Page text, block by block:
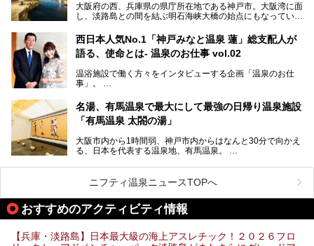
の観光スポットをピックアップ。温泉やご当地グルメなどを
盛り込んだ日帰り観光モデルコースも紹介しているので、ぜ
大阪府の西、兵庫県の県庁所在地である神戸市。大阪湾に面
し、淡路島との間を結ぶ明石海峡大橋の始点にもなっていま
華街をはじめ、きらびやかに発展したハーバーランドなど、
人気観光スポットもめじろ押しです。
そして、温泉好きの視点から見ると、神戸市といえば何とい
湯です。そのお湯をリーズナブルに体験できる健康ランドや
スーパー銭湯があったら……。今回はそんな希望に沿う施設
きます！
西日本人気No.1「神戸みなと温泉 蓮」総支配人が
語る、使命とは- 温泉のお仕事 vol.02
温浴施設で働く方々をインタビューする企画「温泉のお仕
事」。
ング西日本1位、2年連続「ベストオブ宿泊賞」に輝いた
「神戸みなと温泉 蓮」の魅力に迫りました！
名湯、有馬温泉で最大にして最強の日帰り温泉施設
「有馬温泉 太閤の湯」
大阪市内から1時間弱、神戸市内からはなんと30分で向かえ
る、日本を代表する温泉地、有馬温泉。
有名な「金泉」と「銀泉」に加え、人工のの炭酸泉まで楽し
める、ある意味「最強」ともいえる施設です。
今回は自慢のお湯をメインにその魅力の数々を紹介します！
ニフティ温泉ニュースTOPへ
おすすめのアクティビティ情報
【兵庫・淡路島】日本最大級の海上アスレチック！２０２６フロ